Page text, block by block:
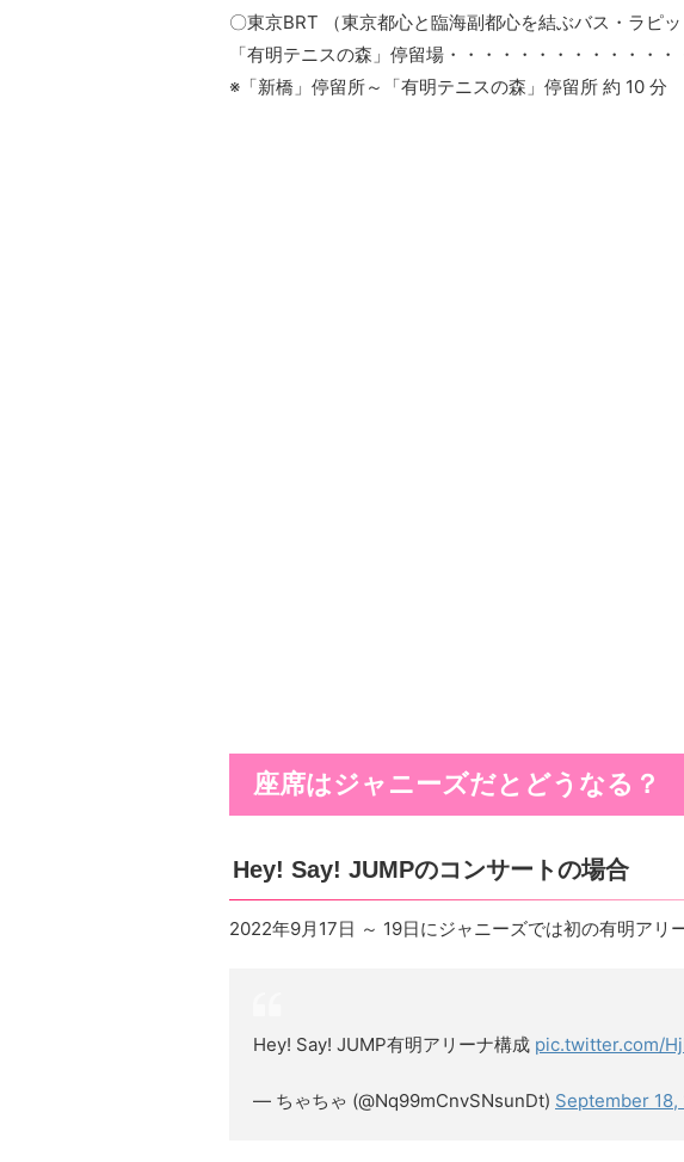
〇東京BRT （東京都心と臨海副都心を結ぶバス・ラピ
「有明テニスの森」停留場・・・・・・・・・・・・
※「新橋」停留所～「有明テニスの森」停留所 約 10 分
座席はジャニーズだとどうなる？
Hey! Say! JUMPのコンサートの場合
2022年9月17日 ～ 19日にジャニーズでは初の有明アリ
Hey! Say! JUMP有明アリーナ構成 pic.twitter.com/
— ちゃちゃ (@Nq99mCnvSNsunDt) September 18,